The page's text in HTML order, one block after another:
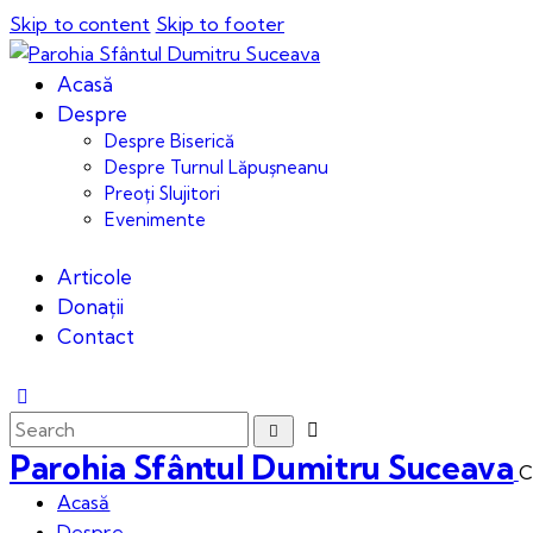
Skip to content Skip to footer
Acasă
Despre
Despre Biserică
Despre Turnul Lăpușneanu
Preoți Slujitori
Evenimente
Articole
Donații
Contact
Parohia Sfântul Dumitru Suceava
Acasă